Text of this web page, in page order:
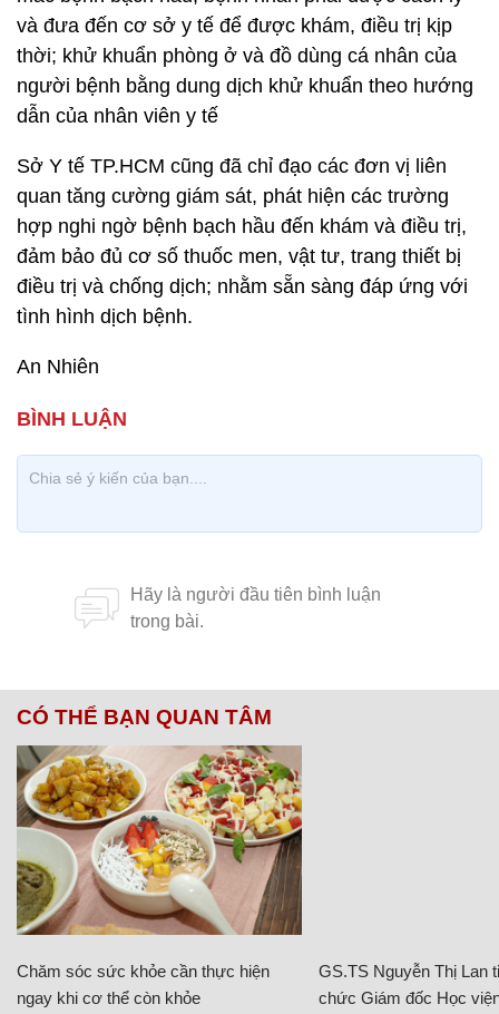
và đưa đến cơ sở y tế để được khám, điều trị kịp
thời; khử khuẩn phòng ở và đồ dùng cá nhân của
người bệnh bằng dung dịch khử khuẩn theo hướng
dẫn của nhân viên y tế
Sở Y tế TP.HCM cũng đã chỉ đạo các đơn vị liên
quan tăng cường giám sát, phát hiện các trường
hợp nghi ngờ bệnh bạch hầu đến khám và điều trị,
đảm bảo đủ cơ số thuốc men, vật tư, trang thiết bị
điều trị và chống dịch; nhằm sẵn sàng đáp ứng với
tình hình dịch bệnh.
An Nhiên
CÓ THỂ BẠN QUAN TÂM
Chăm sóc sức khỏe cần thực hiện
ngay khi cơ thể còn khỏe
GS.TS Nguyễn Thị Lan
chức Giám đốc Học